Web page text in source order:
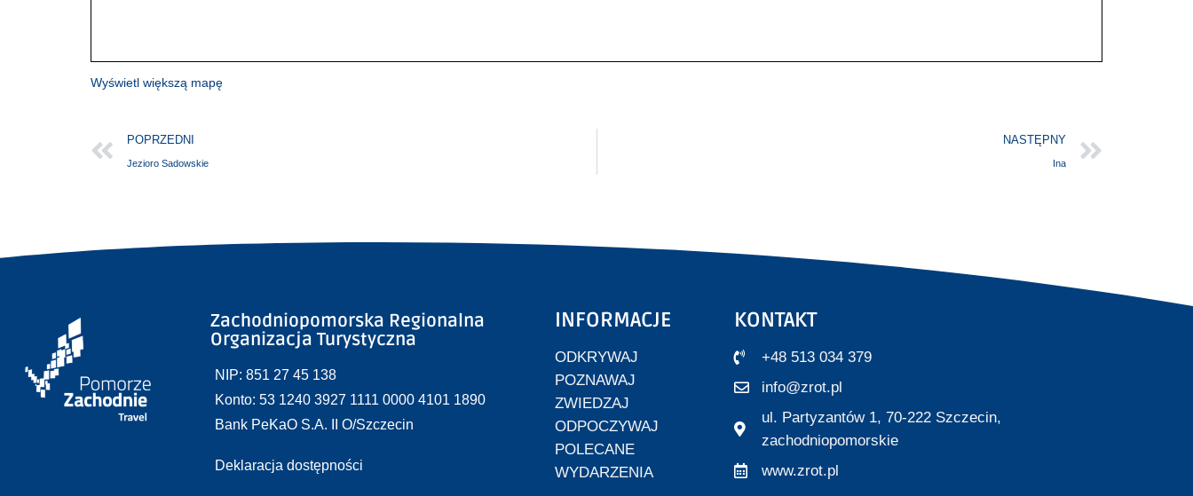
Wyświetl większą mapę
POPRZEDNI
Jezioro Sadowskie
NASTĘPNY
Ina
Zachodniopomorska Regionalna
Organizacja Turystyczna
NIP: 851 27 45 138
Konto: 53 1240 3927 1111 0000 4101 1890
Bank PeKaO S.A. II O/Szczecin
Deklaracja dostępności
INFORMACJE
ODKRYWAJ
POZNAWAJ
ZWIEDZAJ
ODPOCZYWAJ
POLECANE
WYDARZENIA
KONTAKT
+48 513 034 379
info@zrot.pl
ul. Partyzantów 1, 70-222 Szczecin,
zachodniopomorskie
www.zrot.pl